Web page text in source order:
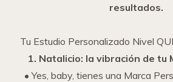
resultados.
Tu Estudio Personalizado Nivel
1. Natalicio: la vibración de tu
• Yes, baby, tienes una Marca